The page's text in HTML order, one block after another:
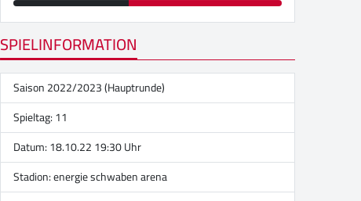
SPIELINFORMATION
Saison 2022/2023 (Hauptrunde)
Spieltag: 11
Datum: 18.10.22 19:30 Uhr
Stadion:energie schwaben arena